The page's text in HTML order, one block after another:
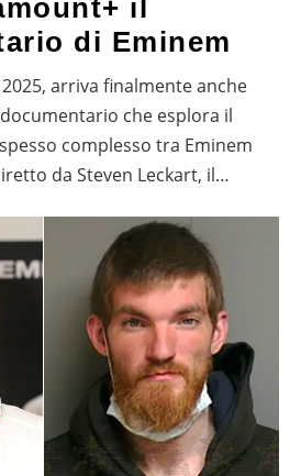
il
di Eminem
arriva finalmente anche
documentario che esplora il
complesso tra Eminem
da Steven Leckart, il…